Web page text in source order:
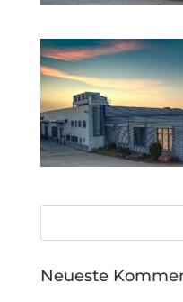
Neueste